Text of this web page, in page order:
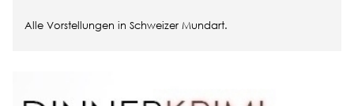
Alle Vorstellungen in Schweizer Mundart.